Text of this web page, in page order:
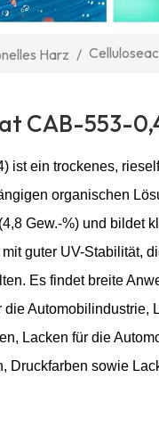
Harz /
CAB-553-
ist ein trockenes,
organischen
Gew.-%) und bildet
guter UV-Stabilität,
Es findet breite
Automobilindustrie,
Lacken für die
Druckfarben sowie